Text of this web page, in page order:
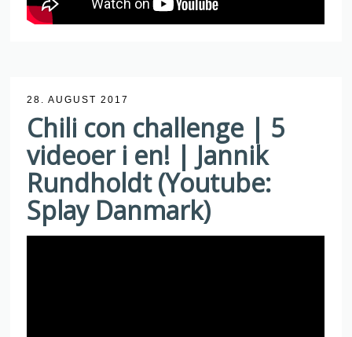
28. AUGUST 2017
Chili con challenge | 5
videoer i en! | Jannik
Rundholdt (Youtube:
Splay Danmark)